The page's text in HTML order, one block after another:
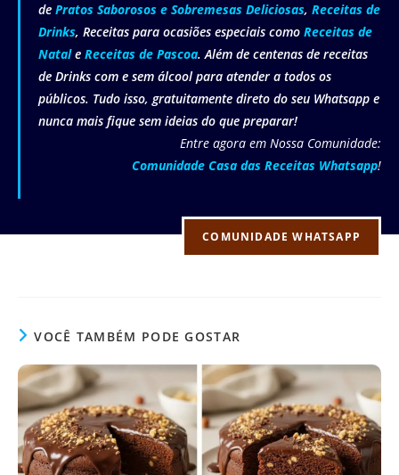
de Pratos Saborosos e Sobremesas Deliciosas, Receitas de
Drinks, Receitas para ocasiões especiais como Receitas de
Natale Receitas de Pascoa. Além de centenas de receitas
de Drinks com e sem álcool para atender a todos os
públicos. Tudo isso, gratuitamente direto do seu Whatsapp e
nunca mais fique sem ideias do que preparar!
Entre agora em Nossa Comunidade:
Comunidade Casa das Receitas Whatsapp!
COMUNIDADE WHATSAPP
VOCÊ TAMBÉM PODE GOSTAR